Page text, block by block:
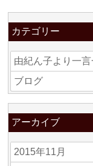
カテゴリー
由紀ん子より一言
ブログ
アーカイブ
2015年11月